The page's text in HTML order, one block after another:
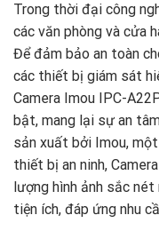
Trong thời đại công
các văn phòng và cửa
Để đảm bảo an toàn
các thiết bị giám sát
Camera Imou IPC-
bật, mang lại sự an
sản xuất bởi Imou,
thiết bị an ninh,
lượng hình ảnh sắc
tiện ích, đáp ứng nhu